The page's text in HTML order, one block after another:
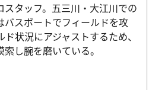
スタッフ。五三川・大江川での
バスボートでフィールドを攻
状況にアジャストするため、
し腕を磨いている。